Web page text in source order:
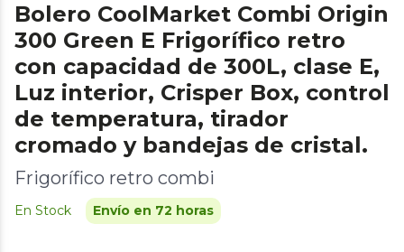
Bolero CoolMarket Combi Origin
300 Green E Frigorífico retro
con capacidad de 300L, clase E,
Luz interior, Crisper Box, control
de temperatura, tirador
cromado y bandejas de cristal.
Frigorífico retro combi
En Stock Envío en 72 horas